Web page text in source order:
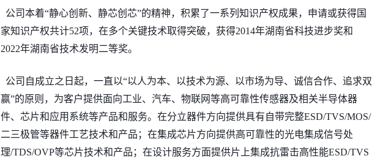
公司本着“静心创新、静芯创芯”的精神， 积累了一系列知识产权成果，申请或获得国
家知识产权共计52项，在多个关键技术取得突破，获得2014年湖南省科技进步奖和
2022年湖南省技术发明二等奖。
公司 自成立之日起，一直以“以人为本、以技术为源、以市场为导、诚信合作、追求双
赢”的原则，为客户提供面向工业、汽车、物联网等高可靠性传感器及相关半导体器
件、芯片和应用系统等产品和服务。 在分立器件方向提供具有自带完整ESD/TVS/MOS/
二三极管等器件工艺技术和产品；在集成芯片方向提供高可靠性的光电集成信号处
理/TDS/OVP等芯片技术和产品； 在设计服务方面提供片上集成抗雷击高性能ESD/TVS